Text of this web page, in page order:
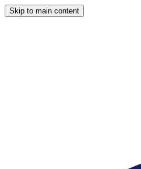
Skip to main content